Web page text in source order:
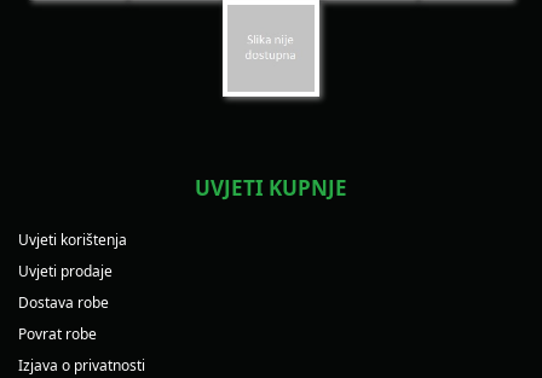
UVJETI KUPNJE
Uvjeti korištenja
Uvjeti prodaje
Dostava robe
Povrat robe
Izjava o privatnosti